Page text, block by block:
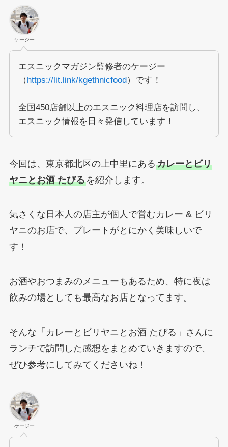
ケージー
エスニックマガジン監修者のケージー
（https://lit.link/kgethnicfood）です！
全国450店舗以上のエスニック料理店を訪問し、
エスニック情報を日々発信しています！
今回は、東京都北区の上中里にあるカレーとビリ
ヤニとお酒 たびるを紹介します。
気さくな日本人の店主が個人で営むカレー & ビリ
ヤニのお店で、プレートがとにかく美味しいで
す！
お酒やおつまみのメニューもあるため、特に夜は
飲みの場としても最高なお店となってます。
そんな「カレーとビリヤニとお酒 たびる」さんに
ランチで訪問した感想をまとめていきますので、
ぜひ参考にしてみてくださいね！
ケージー